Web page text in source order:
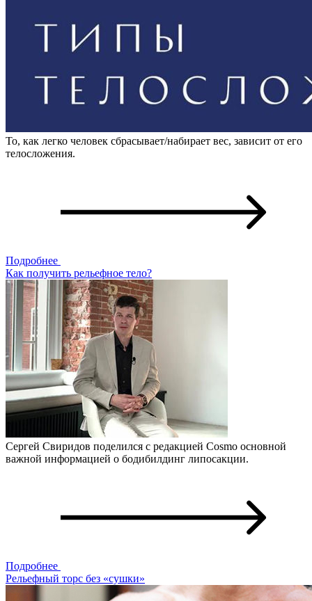
То, как легко человек сбрасывает/набирает вес, зависит от его
телосложения.
Подробнее
Как получить рельефное тело?
Сергей Свиридов поделился с редакцией Cosmo основной
важной информацией о бодибилдинг липосакции.
Подробнее
Рельефный торс без «сушки»